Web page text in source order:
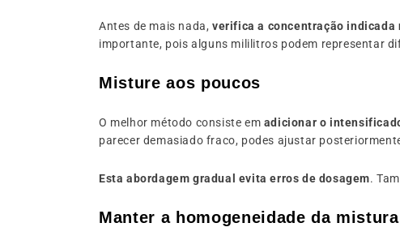
Antes de mais nada, verifica a concentração indicada
importante, pois alguns mililitros podem representar
Misture aos poucos
O melhor método consiste em adicionar o
parecer demasiado fraco, podes ajustar
Esta abordagem gradual evita erros de dosagem.
Manter a homogeneidade da mistura